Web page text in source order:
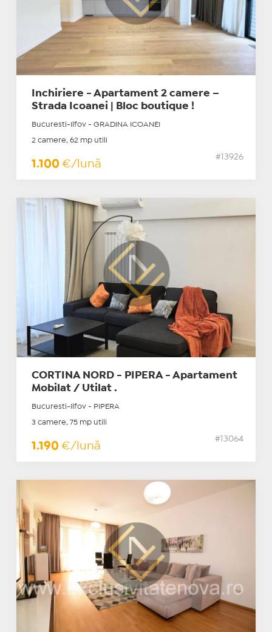
Inchiriere - Apartament 2 camere –
Strada Icoanei | Bloc boutique !
Bucuresti-Ilfov - GRADINA ICOANEI
2 camere, 62 mp utili
1.100 €/lună
#13926
CORTINA NORD - PIPERA - Apartament
Mobilat / Utilat .
Bucuresti-Ilfov - PIPERA
3 camere, 75 mp utili
1.190 €/lună
#13064